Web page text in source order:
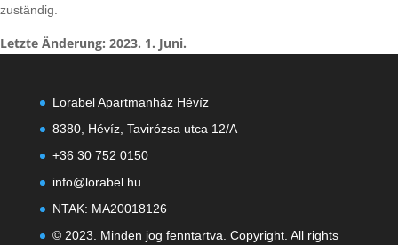
zuständig.
Letzte Änderung: 2023. 1. Juni.
Lorabel Apartmanház Hévíz
8380, Hévíz, Tavirózsa utca 12/A
+36 30 752 0150
info@lorabel.hu
NTAK: MA20018126
© 2023. Minden jog fenntartva. Copyright. All rights